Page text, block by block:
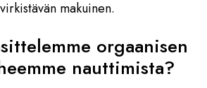
makuinen.
orgaanisen
nauttimista?